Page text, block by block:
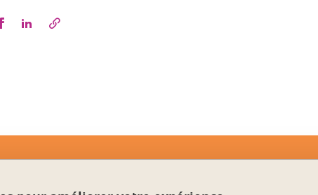
Partager sur Facebook
Partager sur LinkedIn